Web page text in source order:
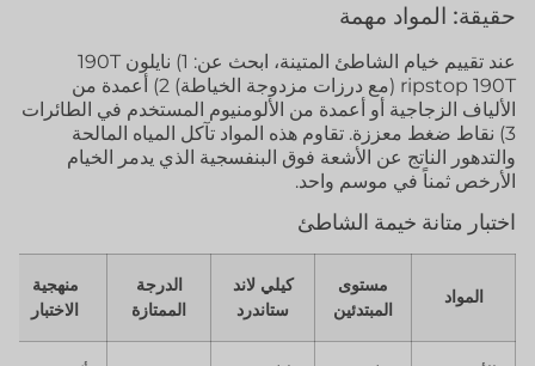
حقيقة: المواد مهمة
عند تقييم خيام الشاطئ المتينة، ابحث عن: 1) نايلون 190T
ripstop 190T (مع درزات مزدوجة الخياطة) 2) أعمدة من
الألياف الزجاجية أو أعمدة من الألومنيوم المستخدم في الطائرات
3) نقاط ضغط معززة. تقاوم هذه المواد تآكل المياه المالحة
والتدهور الناتج عن الأشعة فوق البنفسجية الذي يدمر الخيام
الأرخص ثمناً في موسم واحد.
اختبار متانة خيمة الشاطئ
المواد
مستوى
المبتدئين
كيلي لاند
ستاندرد
الدرجة
الممتازة
منهجية
الاختبار